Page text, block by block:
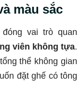
màu sắc
vai trò quan
viên không tựa.
thể không gian
đặt ghế có tông